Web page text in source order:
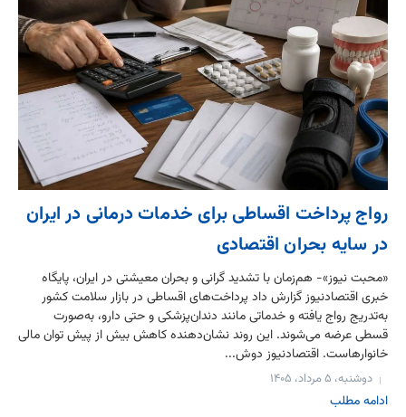
رواج پرداخت اقساطی برای خدمات درمانی در ایران
در سایه بحران اقتصادی
«محبت نیوز»- هم‌زمان با تشدید گرانی و بحران معیشتی در ایران، پایگاه
خبری اقتصادنیوز گزارش داد پرداخت‌های اقساطی در بازار سلامت کشور
به‌تدریج رواج یافته و خدماتی مانند دندان‌پزشکی و حتی دارو، به‌صورت
قسطی عرضه می‌شوند. این روند نشان‌دهنده کاهش بیش از پیش توان مالی
خانوارهاست. اقتصادنیوز دوش...
دوشنبه، ۵ مرداد، ۱۴۰۵
ادامه مطلب